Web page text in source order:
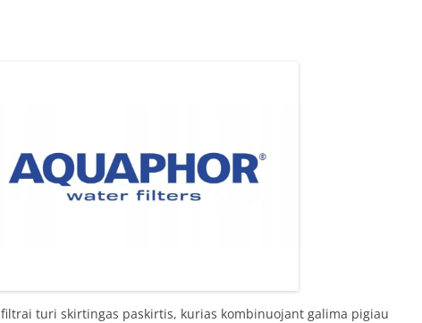
filtrai turi skirtingas paskirtis, kurias kombinuojant galima pigiau